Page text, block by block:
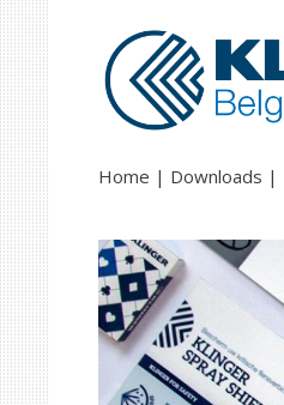
Home Downloads